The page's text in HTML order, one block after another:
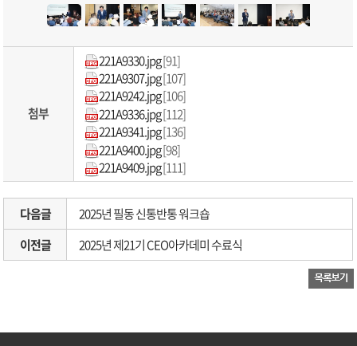
첨부
221A9330.jpg[91]
221A9307.jpg[107]
221A9242.jpg[106]
221A9336.jpg[112]
221A9341.jpg[136]
221A9400.jpg[98]
221A9409.jpg[111]
다음글
2025년 필동 신통반통 워크숍
이전글
2025년 제21기 CEO아카데미 수료식